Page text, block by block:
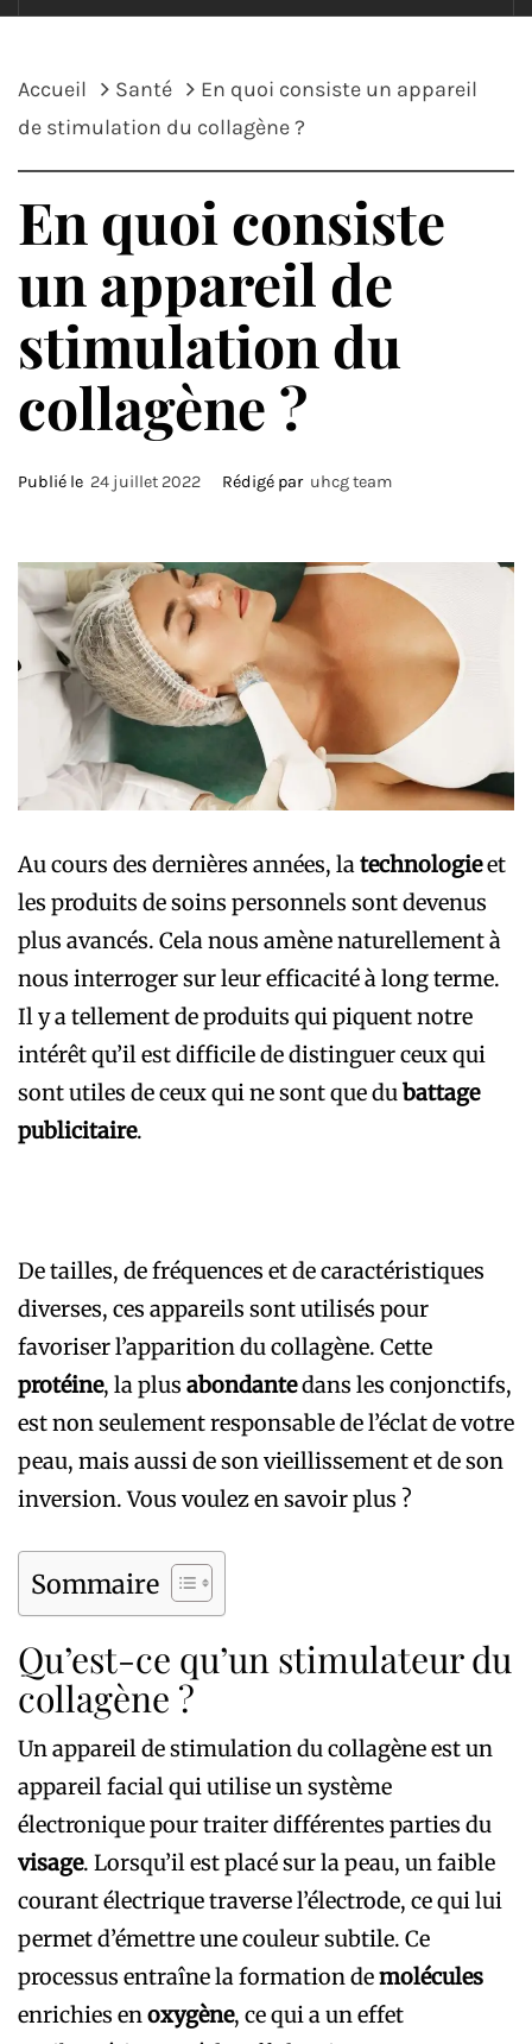
Accueil Santé
En quoi consiste un appareil
de stimulation du collagène ?
En quoi consiste
un appareil de
stimulation du
collagène ?
Publié le 24 juillet 2022 Rédigé par uhcg team
Au cours des dernières années, latechnologieet
les produits de soins personnels sont devenus
plus avancés. Cela nous amène naturellement à
nous interroger sur leur efficacité à long terme.
Il y a tellement de produits qui piquent notre
intérêt qu’il est difficile de distinguer ceux qui
sont utiles de ceux qui ne sont que dubattage
publicitaire.
De tailles, de fréquences et de caractéristiques
diverses, ces appareils sont utilisés pour
favoriser l’apparition du collagène. Cette
protéine, la plus abondantedans les conjonctifs,
est non seulement responsable de l’éclat de votre
peau, mais aussi de son vieillissement et de son
inversion. Vous voulez en savoir plus ?
Sommaire
Qu’est-ce qu’un stimulateur du
collagène ?
Un appareil de stimulation du collagène est un
appareil facial qui utilise un système
électronique pour traiter différentes parties du
visage. Lorsqu’il est placé sur la peau, un faible
courant électrique traverse l’électrode, ce qui lui
permet d’émettre une couleur subtile. Ce
processus entraîne la formation demolécules
enrichies enoxygène, ce qui a un effet